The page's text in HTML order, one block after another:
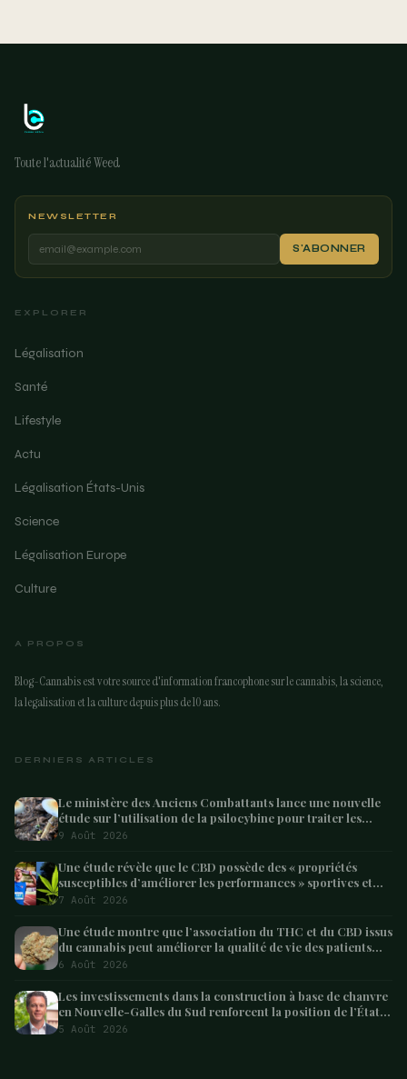
Toute l'actualité Weed
NEWSLETTER
S'ABONNER
EXPLORER
Légalisation
Santé
Lifestyle
Actu
Légalisation États-Unis
Science
Légalisation Europe
Culture
A PROPOS
Blog-Cannabis est votre source d'information francophone sur le cannabis, la science,
la legalisation et la culture depuis plus de 10 ans.
DERNIERS ARTICLES
Le ministère des Anciens Combattants lance une nouvelle
étude sur l’utilisation de la psilocybine pour traiter les
anciens combattants souffrant de dépression et de
9 Août 2026
Une étude révèle que le CBD possède des « propriétés
susceptibles d’améliorer les performances » sportives et
pourrait aider les athlètes à récupérer après l’effort
7 Août 2026
Une étude montre que l’association du THC et du CBD issus
du cannabis peut améliorer la qualité de vie des patients
atteints de démence – Marijuana Moment
6 Août 2026
Les investissements dans la construction à base de chanvre
en Nouvelle-Galles du Sud renforcent la position de l’État
en tant que leader australien
5 Août 2026